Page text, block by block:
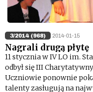
3/2014 (968) 2014-01-15
Nagrali drugą płytę
11 stycznia w IV LO im.
odbył się III
Uczniowie ponownie
talenty zasługują na